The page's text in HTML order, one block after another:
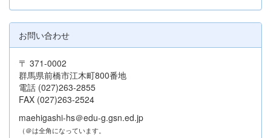
お問い合わせ
〒 371-0002
群馬県前橋市江木町800番地
電話 (027)263-2855
FAX (027)263-2524
maehigashi-hs＠edu-g.gsn.ed.jp
（＠は全角になっています。